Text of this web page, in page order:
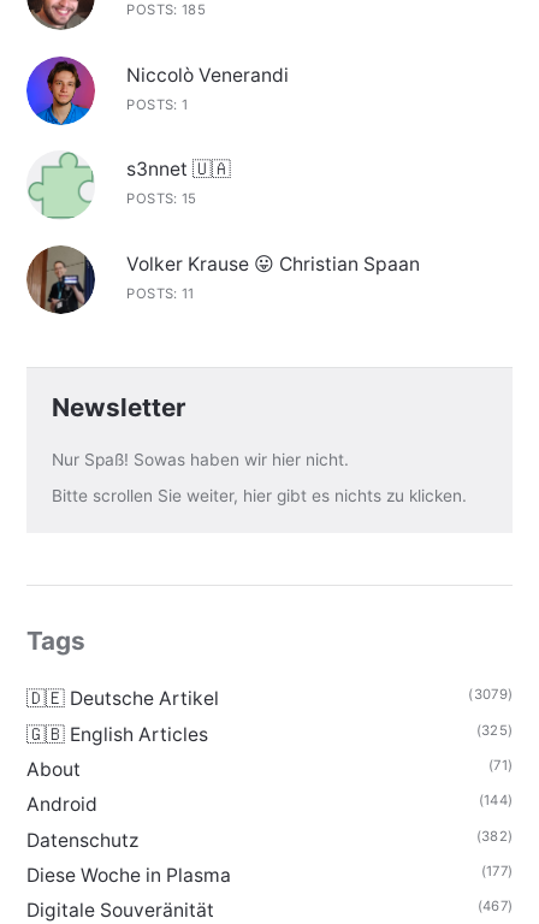
POSTS: 185
Niccolò Venerandi
POSTS: 1
s3nnet 🇺🇦
POSTS: 15
Volker Krause 😛 Christian Spaan
POSTS: 11
Newsletter
Nur Spaß! Sowas haben wir hier nicht.
Bitte scrollen Sie weiter, hier gibt es nichts zu klicken.
Tags
🇩🇪 Deutsche Artikel (3079)
🇬🇧 English Articles (325)
About (71)
Android (144)
Datenschutz (382)
Diese Woche in Plasma (177)
Digitale Souveränität (467)